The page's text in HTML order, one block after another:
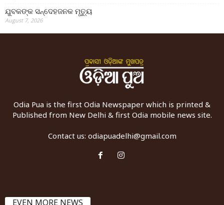
ଯୁବକଙ୍କ ସନ୍ଦେହଜନକ ମୃତ୍ୟୁ
August 7, 2026
Odia Pua is the first Odia Newspaper which is printed &
Published from New Delhi & first Odia mobile news site.
Contact us: odiapuadelhi@gmail.com
EVEN MORE NEWS